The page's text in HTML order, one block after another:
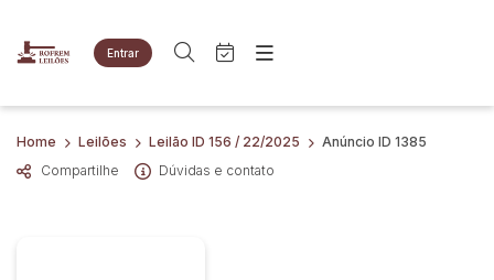
Entrar
Criar conta Entrar
Site
Agenda
Quem Somos
Busca por palavra-chave
Quem Somos
Home Leilões Leilão ID 156 / 22/2025
Anúncio ID 1385
Compartilhe
Dúvidas e contato